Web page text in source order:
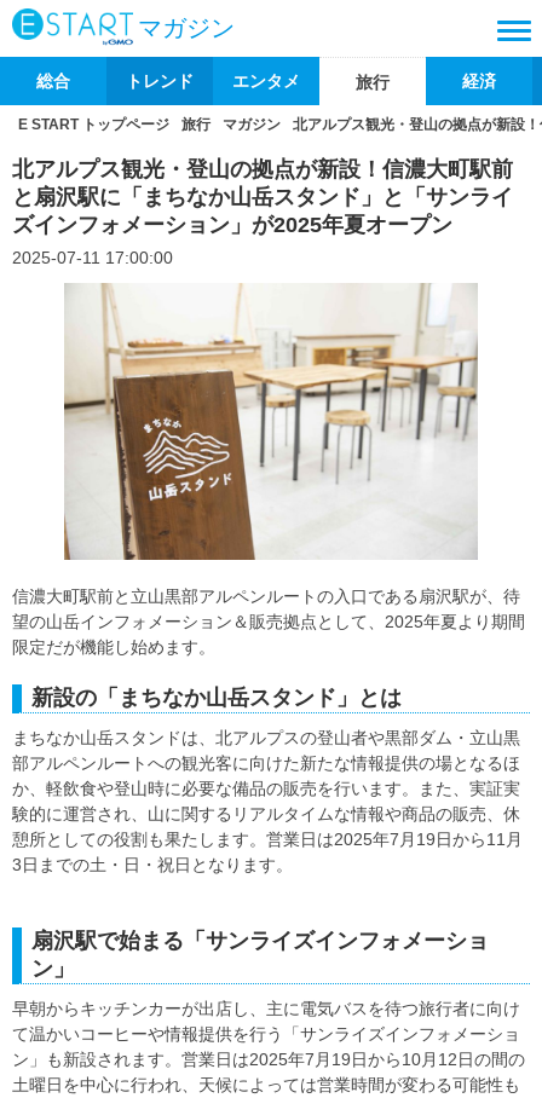
マガジン
総合 トレンド エンタメ 旅行 経済
E START トップページ 旅行 マガジン 北アルプス観光・登山の拠点が新設
北アルプス観光・登山の拠点が新設！信濃大町駅前
と扇沢駅に「まちなか山岳スタンド」と「サンライ
ズインフォメーション」が2025年夏オープン
2025-07-11 17:00:00
信濃大町駅前と立山黒部アルペンルートの入口である扇沢駅が、待
望の山岳インフォメーション＆販売拠点として、2025年夏より期間
限定だが機能し始めます。
新設の「まちなか山岳スタンド」とは
まちなか山岳スタンドは、北アルプスの登山者や黒部ダム・立山黒
部アルペンルートへの観光客に向けた新たな情報提供の場となるほ
か、軽飲食や登山時に必要な備品の販売を行います。また、実証実
験的に運営され、山に関するリアルタイムな情報や商品の販売、休
憩所としての役割も果たします。営業日は2025年7月19日から11月
3日までの土・日・祝日となります。
扇沢駅で始まる「サンライズインフォメーショ
ン」
早朝からキッチンカーが出店し、主に電気バスを待つ旅行者に向け
て温かいコーヒーや情報提供を行う「サンライズインフォメーショ
ン」も新設されます。営業日は2025年7月19日から10月12日の間の
土曜日を中心に行われ、天候によっては営業時間が変わる可能性も